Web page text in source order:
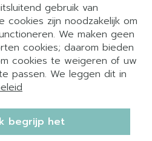
gebruik van
cookies zijn noodzakelijk om
We maken geen
cookies; daarom bieden
cookies te weigeren of uw
passen. We leggen dit in
begrijp het